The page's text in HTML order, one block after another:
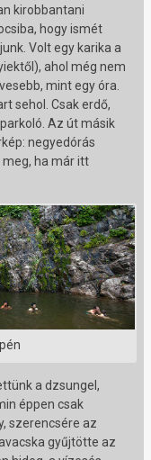
kirobbantani
hogy ismét
Volt egy karika a
ahol még nem
mint egy óra.
sehol. Csak erdő,
Az út másik
negyedórás
ha már itt
a dzsungel,
éppen csak
szerencsére az
gyűjtötte az